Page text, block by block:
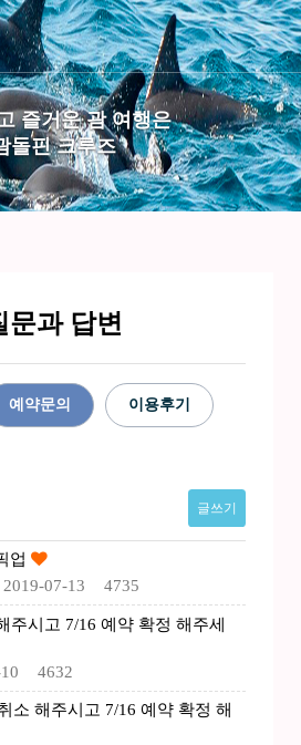
즐거운 괌 여행은
돌핀 크루즈
문과 답변
예약문의 이용후기
글쓰기
업
2019-07-13 4735
주시고 7/16 예약 확정 해주세
4632
소 해주시고 7/16 예약 확정 해